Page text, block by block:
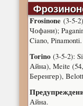
Frosinone (3-5-
Чофани);
Ciano, Pinamonti.
Torino(3-5-2):
Айна), Meite
Беренгер),
Айна.